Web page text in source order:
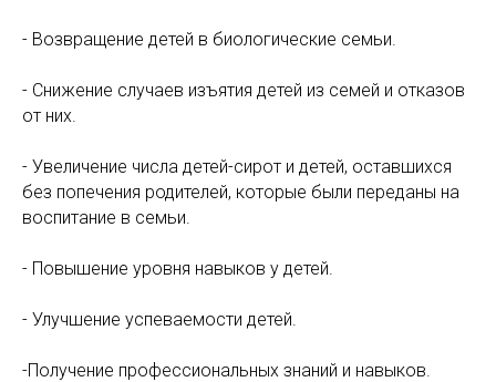
- Возвращение детей в биологические семьи.
- Снижение случаев изъятия детей из семей и отказов
от них.
- Увеличение числа детей-сирот и детей, оставшихся
без попечения родителей, которые были переданы на
воспитание в семьи.
- Повышение уровня навыков у детей.
- Улучшение успеваемости детей.
-Получение профессиональных знаний и навыков.